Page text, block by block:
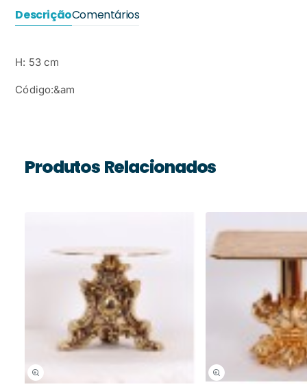
DescriçãoComentários
H: 53 cm
Código:&am
Produtos Relacionados